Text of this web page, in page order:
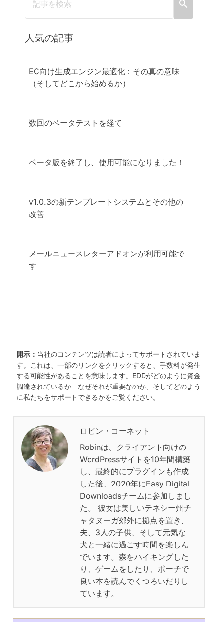
人気の記事
EC向け生成エンジン最適化：その真の意味
（そしてどこから始めるか）
数回のベータテストを経て
ベータ版を終了し、使用可能になりました！
v1.0.3の新テンプレートシステムとその他の
改善
メールニュースレターアドオンが利用可能で
す
開示： 当社のコンテンツは読者によってサポートされていま
す。これは、一部のリンクをクリックすると、手数料が発生
する可能性があることを意味します。EDDがどのように資金
調達されているか、なぜそれが重要なのか、そしてどのよう
に私たちをサポートできるかをご覧ください。
ロビン・コーネット
Robinは、クライアント向けの
WordPressサイトを10年間構築
し、最終的にプラグインも作成
した後、2020年にEasy Digital
Downloadsチームに参加しまし
た。 彼女は美しいテネシー州チ
ャタヌーガ郊外に拠点を置き、
夫、3人の子供、そして元気な
犬と一緒に過ごす時間を楽しん
でいます。森をハイキングした
り、ゲームをしたり、ポーチで
良い本を読んでくつろいだりし
ています。